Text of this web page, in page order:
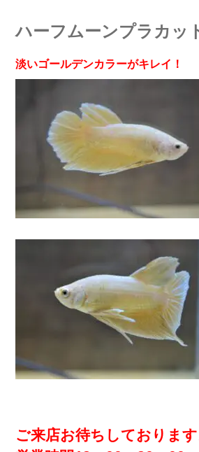
ハーフムーンプラカッ
淡いゴールデンカラーがキレイ！
ご来店お待ちしております